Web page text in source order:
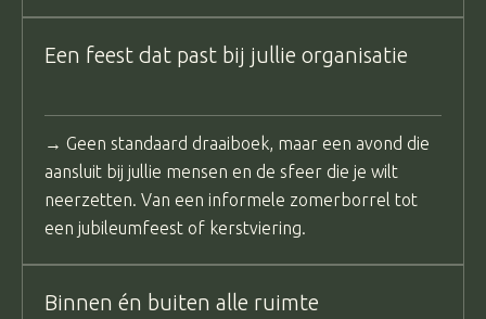
Een feest dat past bij jullie organisatie
→ Geen standaard draaiboek, maar een avond die
aansluit bij jullie mensen en de sfeer die je wilt
neerzetten. Van een informele zomerborrel tot
een jubileumfeest of kerstviering.
Binnen én buiten alle ruimte